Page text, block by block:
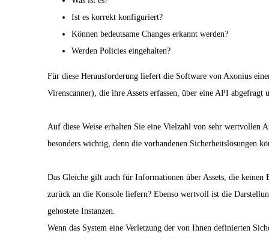
Ist es korrekt konfiguriert?
Können bedeutsame Changes erkannt werden?
Werden Policies eingehalten?
Für diese Herausforderung liefert die Software von Axonius
Virenscanner), die ihre Assets erfassen, über eine API
Auf diese Weise erhalten Sie eine Vielzahl von sehr wertvollen
besonders wichtig, denn die vorhandenen Sicherheitslösungen
Das Gleiche gilt auch für Informationen über Assets, die keinen
zurück an die Konsole liefern? Ebenso wertvoll ist die
gehostete Instanzen.
Wenn das System eine Verletzung der von Ihnen definierten